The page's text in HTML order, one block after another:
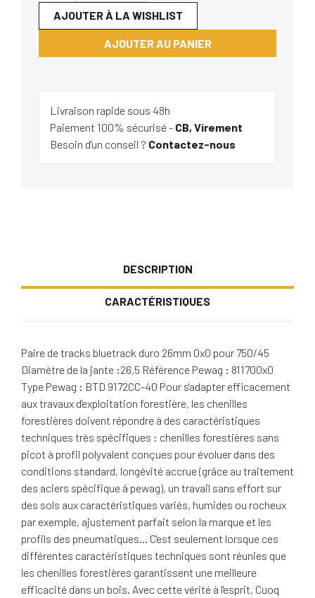
AJOUTER AU PANIER
AJOUTER À LA WISHLIST
Livraison rapide sous 48h
Paiement 100% sécurisé - CB, Virement
Besoin d'un conseil ? Contactez-nous
DESCRIPTION
CARACTÉRISTIQUES
Paire de tracks bluetrack duro 26mm 0x0 pour 750/45
Diamètre de la jante :26,5 Référence Pewag : 811700x0
Type Pewag : BTD 9172CC-40 Pour s'adapter efficacement
aux travaux d'exploitation forestière, les chenilles
forestières doivent répondre à des caractéristiques
techniques très spécifiques : chenilles forestières sans
picot à profil polyvalent conçues pour évoluer dans des
conditions standard, longévité accrue (grâce au traitement
des aciers spécifique à pewag), un travail sans effort sur
des sols aux caractéristiques variés, humides ou rocheux
par exemple, ajustement parfait selon la marque et les
profils des pneumatiques… C'est seulement lorsque ces
différentes caractéristiques techniques sont réunies que
les chenilles forestières garantissent une meilleure
efficacité dans un bois. Avec cette vérité à l'esprit, Cuoq